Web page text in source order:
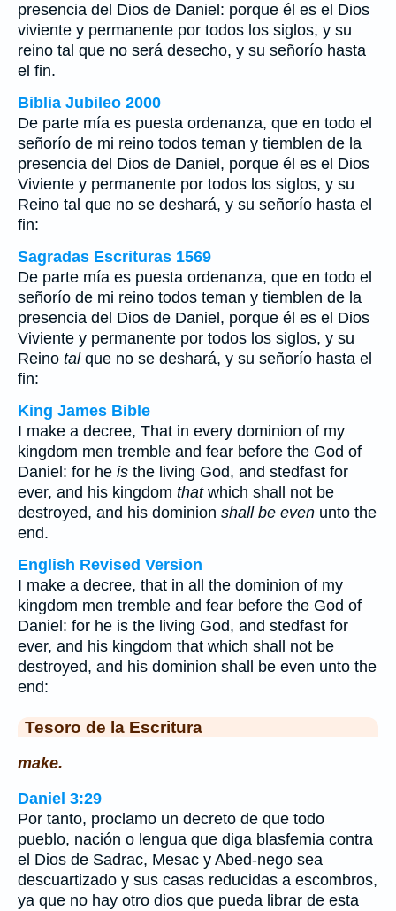
presencia del Dios de Daniel: porque él es el Dios
viviente y permanente por todos los siglos, y su
reino tal que no será desecho, y su señorío hasta
el fin.
Biblia Jubileo 2000
De parte mía es puesta ordenanza, que en todo el
señorío de mi reino todos teman y tiemblen de la
presencia del Dios de Daniel, porque él es el Dios
Viviente y permanente por todos los siglos, y su
Reino tal que no se deshará, y su señorío hasta el
fin:
Sagradas Escrituras 1569
De parte mía es puesta ordenanza, que en todo el
señorío de mi reino todos teman y tiemblen de la
presencia del Dios de Daniel, porque él es el Dios
Viviente y permanente por todos los siglos, y su
Reino talque no se deshará, y su señorío hasta el
fin:
King James Bible
I make a decree, That in every dominion of my
kingdom men tremble and fear before the God of
Daniel: for he is the living God, and stedfast for
ever, and his kingdom thatwhich shall not be
destroyed, and his dominion shall be even unto the
end.
English Revised Version
I make a decree, that in all the dominion of my
kingdom men tremble and fear before the God of
Daniel: for he is the living God, and stedfast for
ever, and his kingdom that which shall not be
destroyed, and his dominion shall be even unto the
end:
Tesoro de la Escritura
make.
Daniel 3:29
Por tanto, proclamo un decreto de que todo
pueblo, nación o lengua que diga blasfemia contra
el Dios de Sadrac, Mesac y Abed-nego sea
descuartizado y sus casas reducidas a escombros,
ya que no hay otro dios que pueda librar de esta